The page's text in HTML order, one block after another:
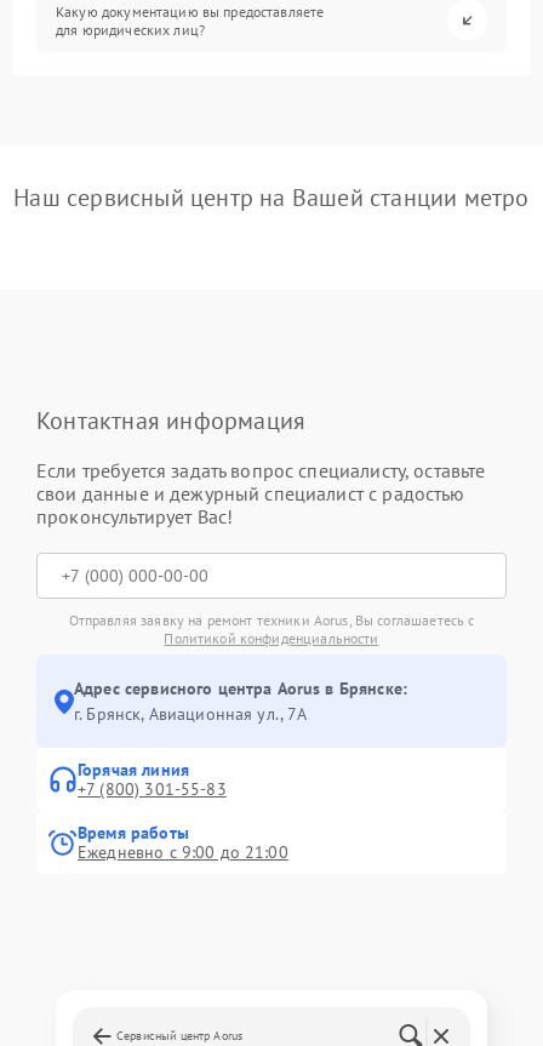
Какую документацию вы предоставляете
для юридических лиц?
Наш сервисный центр на Вашей станции метро
Контактная информация
Если требуется задать вопрос специалисту, оставьте
свои данные и дежурный специалист с радостью
проконсультирует Вас!
Отправляя заявку на ремонт техники Aorus, Вы соглашаетесь с
Политикой конфиденциальности
Адрес сервисного центра Aorus в Брянске:
г. Брянск, Авиационная ул., 7А
Горячая линия
+7 (800) 301-55-83
Время работы
Ежедневно с 9:00 до 21:00
Сервисный центр Aorus